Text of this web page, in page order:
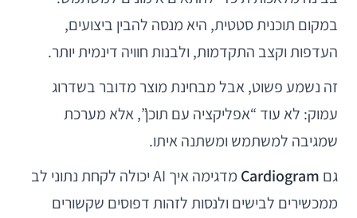
במקום תוכנית סטטית, היא מנסה להבין ביצועים,
העדפות וקצב התקדמות, ולבנות חוויה דינמית יותר.
זה נשמע פשוט, אבל מבחינת מוצר מדובר בשדרוג
עמוק: לא עוד “אפליקציה עם תוכן”, אלא מערכת
שמגיבה למשתמש ומשתנה איתו.
גם Cardiogram
מדגימה איך AI יכולה לקחת נתוני לב
ממכשירים לבישים ולנסות לזהות דפוסים שקשורים